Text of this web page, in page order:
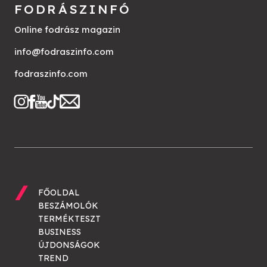
FODRÁSZINFÓ
Online fodrász magazin
info@fodraszinfo.com
fodraszinfo.com
FŐOLDAL
BESZÁMOLÓK
TERMÉKTESZT
BUSINESS
ÚJDONSÁGOK
TREND